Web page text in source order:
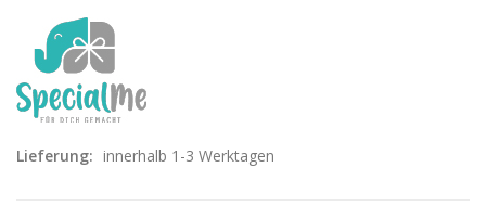
Lieferung: innerhalb 1-3 Werktagen